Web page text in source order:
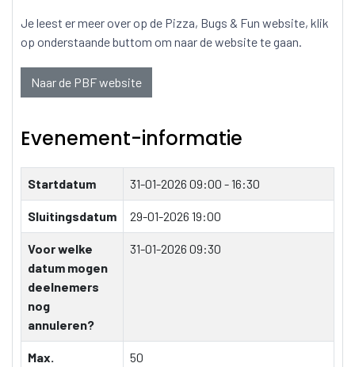
Je leest er meer over op de Pizza, Bugs & Fun website, klik
op onderstaande buttom om naar de website te gaan.
Naar de PBF website
Evenement-informatie
Startdatum 31-01-2026 09:00 - 16:30
Sluitingsdatum 29-01-2026 19:00
Voor welke
datum mogen
deelnemers
nog
annuleren?
31-01-2026 09:30
Max.
50